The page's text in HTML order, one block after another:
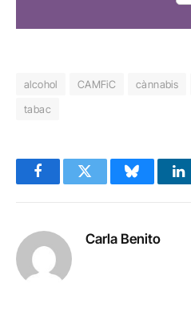
alcohol CAMFiC cànnabis
tabac
FacebookTwitter Bluesky
Carla Benito